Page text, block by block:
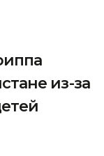
из-за